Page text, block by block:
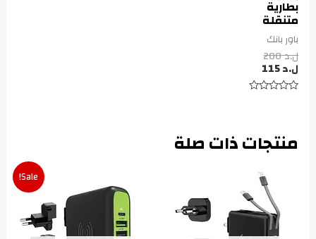
بطارية
متنقلة
باور بانك
ل.د200
ل.د
منتجات ذات صلة
Sale!